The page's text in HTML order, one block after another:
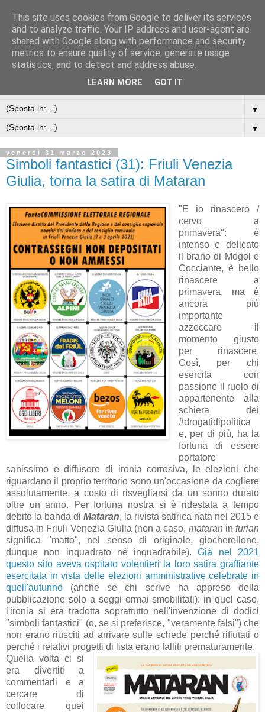
▼
▼
venerdì 31 marzo 2023
Simboli fantastici (31): Friuli Venezia
Giulia, torna la satira di Mataran
"E io rinascerò /
cervo a
primavera": è
intenso e delicato
il brano di Mogol e
Cocciante, è bello
rinascere a
primavera, ma è
ancora più
importante
azzeccare il
momento giusto
per rinascere.
Così, per chi
esercita con
passione il ruolo di
appartenente alla
schiera dei
#drogatidipolitica
e, per di più, ha la
fortuna di essere
portatore
sanissimo e diffusore di ironia corrosiva, le elezioni che
riguardano il proprio territorio sono un'occasione da cogliere
assolutamente, a costo di risvegliarsi da un sonno durato
oltre un anno. Per fortuna nostra si è ridestata a tempo
debito la banda di Mataran, la rivista satirica nata nel 2015 e
diffusa in Friuli Venezia Giulia (non a caso, mataran infurlan
significa "matto", nel senso di originale, giocherellone,
dunque non inquadrato né inquadrabile).Già nel 2021
questo sito aveva ospitato volentieri la loro satira graffiante
esercitata in vista delle elezioni amministrative celebrate in
quell'autunno (anche se chi scrive ha appreso della
pubblicazione solo a seggi ormai smobilitati): in quel caso,
l'ironia si era tradotta soprattutto nell'invenzione di dodici
"simboli fantastici" (o, se si preferisce, "veramente falsi") che
non erano riusciti ad arrivare sulle schede perché rifiutati o
perché i relativi progetti di lista erano falliti prematuramente.
Quella volta ci si
era divertiti a
commentarli e a
cercare di
collocare quei
This site uses cookies from Google to deliver its services
and to analyze traffic. Your IP address and user-agent are
shared with Google along with performance and security
metrics to ensure quality of service, generate usage
statistics, and to detect and address abuse.
LEARN MORE GOT IT